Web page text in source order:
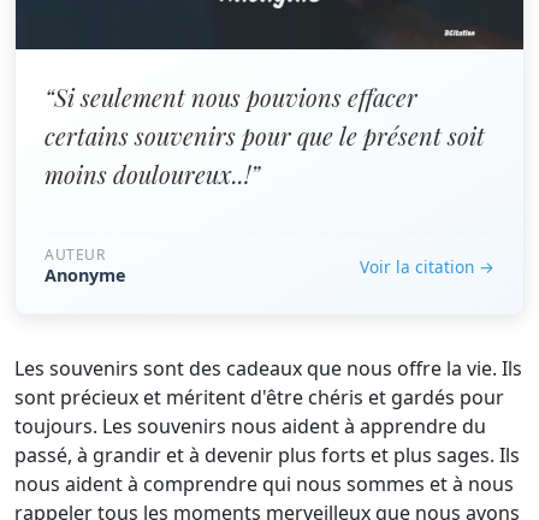
“Si seulement nous pouvions effacer
certains souvenirs pour que le présent soit
moins douloureux..!”
AUTEUR
Anonyme Voir la citation →
Les souvenirs sont des cadeaux que nous offre la vie. Ils
sont précieux et méritent d'être chéris et gardés pour
toujours. Les souvenirs nous aident à apprendre du
passé, à grandir et à devenir plus forts et plus sages. Ils
nous aident à comprendre qui nous sommes et à nous
rappeler tous les moments merveilleux que nous avons